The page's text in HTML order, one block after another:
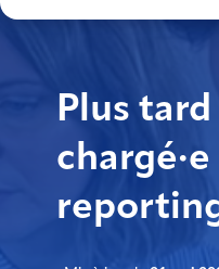
Plus
chargé·e